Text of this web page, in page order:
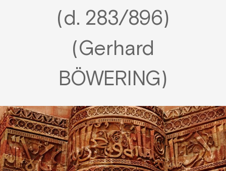
(d. 283/896)
(Gerhard
BÖWERING)